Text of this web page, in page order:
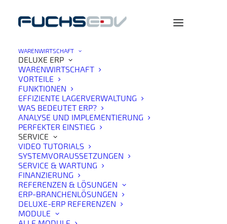
WARENWIRTSCHAFT
DELUXE ERP
WARENWIRTSCHAFT
VORTEILE
FUNKTIONEN
EFFIZIENTE LAGERVERWALTUNG
WAS BEDEUTET ERP?
ANALYSE UND IMPLEMENTIERUNG
PERFEKTER EINSTIEG
SERVICE
VIDEO TUTORIALS
SYSTEMVORAUSSETZUNGEN
SERVICE & WARTUNG
FINANZIERUNG
REFERENZEN & LÖSUNGEN
ERP-BRANCHENLÖSUNGEN
DELUXE-ERP REFERENZEN
MODULE